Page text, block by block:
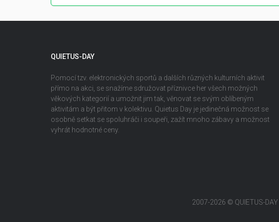
QUIETUS-DAY
Pomocí tzv. elektronických sportů a dalších různých kulturních aktivit
přímo na akci, se snažíme sdružovat příznivce her všech možných
věkových kategorií a umožnit jim tak, věnovat se svým oblíbeným
aktivitám a být přitom v kolektivu. Quietus Day je jedinečná možnost se
osobně setkat se spoluhráči i soupeři, zažít mnoho zábavy a možnost
vyhrát hodnotné ceny.
2007-2026 © QUIETUS-DAY |